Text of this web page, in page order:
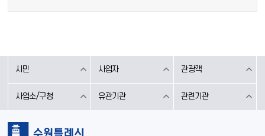
시민 사업자 관광객
사업소/구청 유관기관 관련기관